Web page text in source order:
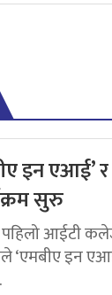
इन एआई’
सुरु
आईटी
इन